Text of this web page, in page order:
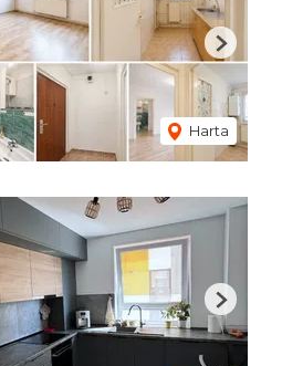
Harta
Next
Next